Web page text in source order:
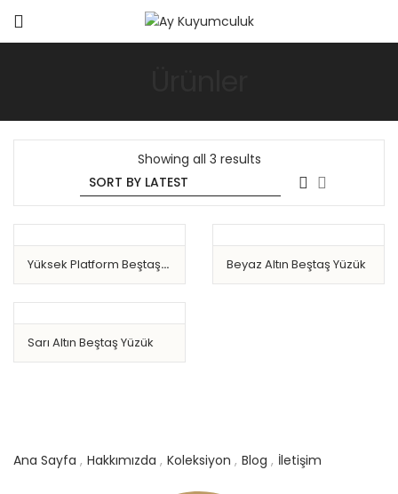
Showing all 3 results
Yüksek Platform Beştaş
Beyaz Altın Beştaş Yüzük
Sarı Altın Beştaş Yüzük
Ana Sayfa Hakkımızda Koleksiyon Blog İletişim